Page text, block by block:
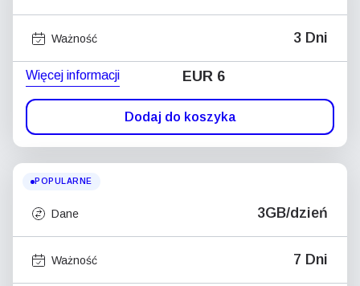
Ważność 3 Dni
Więcej informacji EUR 6
Dodaj do koszyka
POPULARNE
Dane 3GB/dzień
Ważność 7 Dni